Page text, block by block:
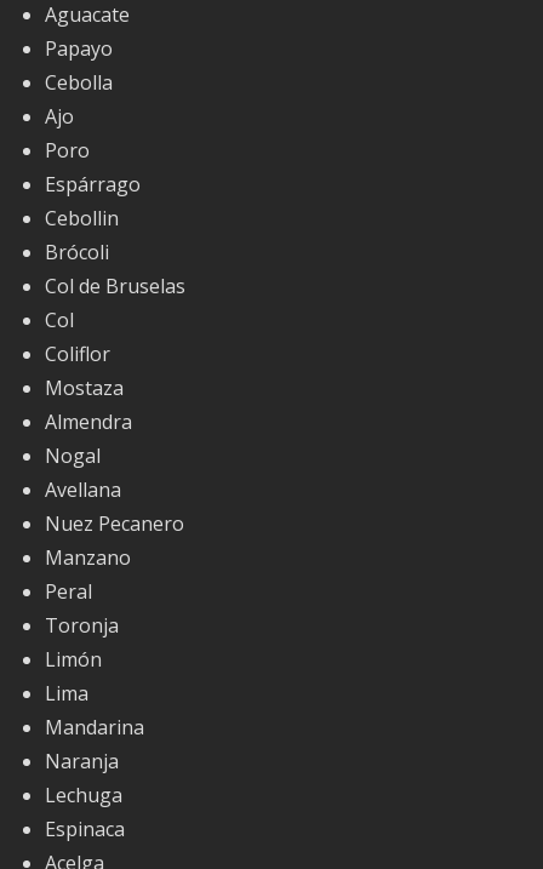
Aguacate
Papayo
Cebolla
Ajo
Poro
Espárrago
Cebollin
Brócoli
Col de Bruselas
Col
Coliflor
Mostaza
Almendra
Nogal
Avellana
Nuez Pecanero
Manzano
Peral
Toronja
Limón
Lima
Mandarina
Naranja
Lechuga
Espinaca
Acelga